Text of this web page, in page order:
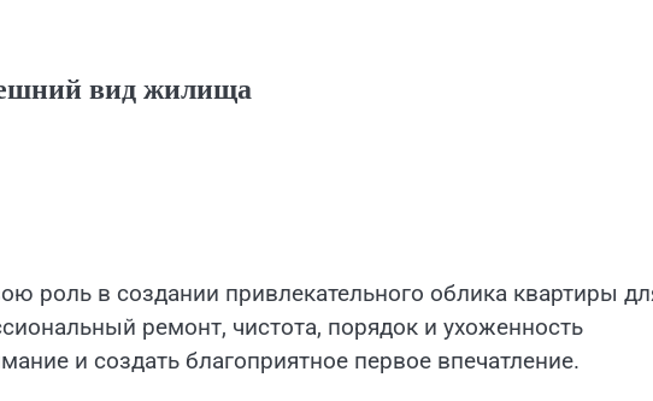
вид жилища
роль в создании привлекательного облика квартиры
ремонт, чистота, порядок и ухоженность
и создать благоприятное первое впечатление.